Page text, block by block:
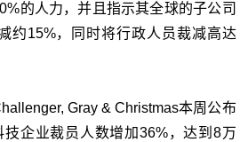
的人力，并且指示其全球的子公司
约15%，同时将行政人员裁减高达
Gray & Christmas本周公布
企业裁员人数增加36%，达到8万